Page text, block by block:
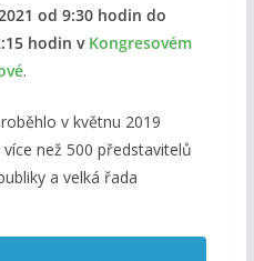
od 9:30 hodin do
hodin v Kongresovém
.
v květnu 2019
než 500 představitelů
a velká řada